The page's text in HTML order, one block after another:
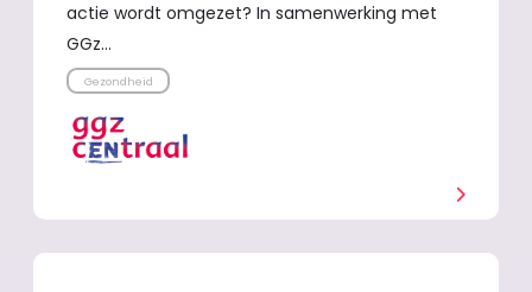
actie wordt omgezet? In samenwerking met
GGz…
Gezondheid